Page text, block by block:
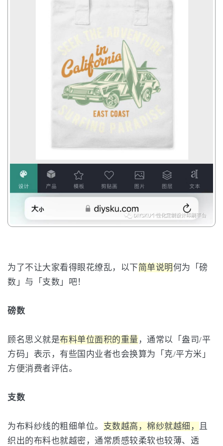
为了不让大家看得眼花缭乱，以下简单说明何为「磅
数」与「支数」吧！
磅数
顾名思义就是布料单位面积的重量 ，通常以「盎司/平
方码」表示，有些国内业者也会换算为「克/平方米」
方便消费者评估。
支数
为布料纱线的粗细单位。 支数越高，棉纱就越细， 且
织出的布料也就越密，通常质感较柔软也较薄、透